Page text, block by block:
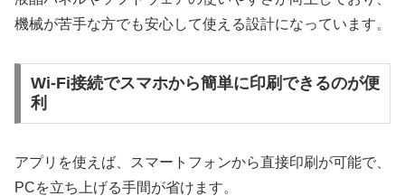
機械が苦手な方でも安心して使える設計になっています。
Wi-Fi接続でスマホから簡単に印刷できるのが便
利
アプリを使えば、スマートフォンから直接印刷が可能で、
PCを立ち上げる手間が省けます。